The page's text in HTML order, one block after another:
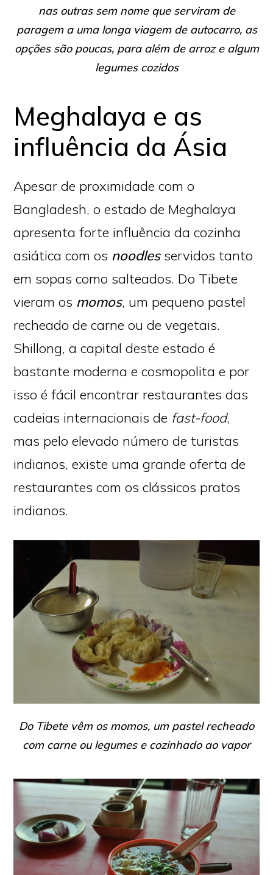
nas outras sem nome que serviram de
paragem a uma longa viagem de autocarro, as
opções são poucas, para além de arroz e algum
legumes cozidos
Meghalaya e as
influência da Ásia
Apesar de proximidade com o
Bangladesh, o estado de Meghalaya
apresenta forte influência da cozinha
asiática com os noodlesservidos tanto
em sopas como salteados. Do Tibete
vieram os momos, um pequeno pastel
recheado de carne ou de vegetais.
Shillong, a capital deste estado é
bastante moderna e cosmopolita e por
isso é fácil encontrar restaurantes das
cadeias internacionais de fast-food,
mas pelo elevado número de turistas
indianos, existe uma grande oferta de
restaurantes com os clássicos pratos
indianos.
Do Tibete vêm os momos, um pastel recheado
com carne ou legumes e cozinhado ao vapor